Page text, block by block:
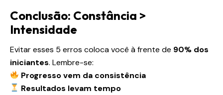
Conclusão: Constância >
Intensidade
Evitar esses 5 erros coloca você à frente de 90% dos
iniciantes. Lembre-se:
Progresso vem da consistência
Resultados levam tempo